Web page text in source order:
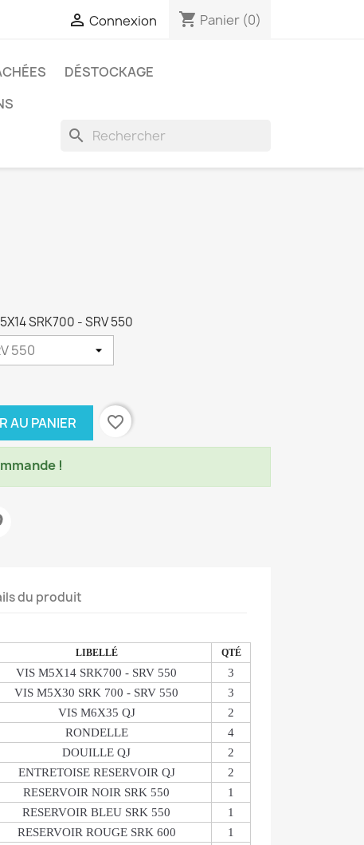
 Connexion shopping_cart Panier (0)
DÉSTOCKAGE
search
SRK700 - SRV 550
AU PANIER favorite_border
!
du produit
LIBELLÉ QTÉ
VIS M5X14 SRK700 - SRV 550
3
VIS M5X30 SRK 700 - SRV 550
3
VIS M6X35 QJ
2
RONDELLE
4
DOUILLE QJ
2
ENTRETOISE RESERVOIR QJ
2
RESERVOIR NOIR SRK 550
1
RESERVOIR BLEU SRK 550
1
RESERVOIR ROUGE SRK 600
1